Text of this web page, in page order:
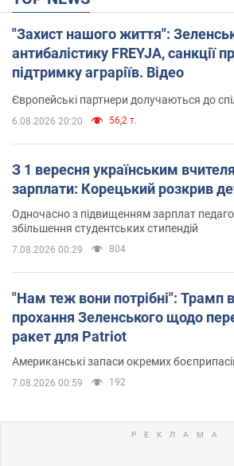
"Захист нашого життя":
антибалістику FREYJA, санкції
підтримку аграріїв. Відео
Європейські партнери долучаються до
6.08.2026 20:20 56,2 т.
З 1 вересня українським
зарплати: Корецький розкрив
Одночасно з підвищенням зарплат
збільшення студентських стипендій
7.08.2026 00:29 804
"Нам теж вони потрібні": Трамп
прохання Зеленського щодо
ракет для Patriot
Американські запаси окремих
7.08.2026 00:59 192